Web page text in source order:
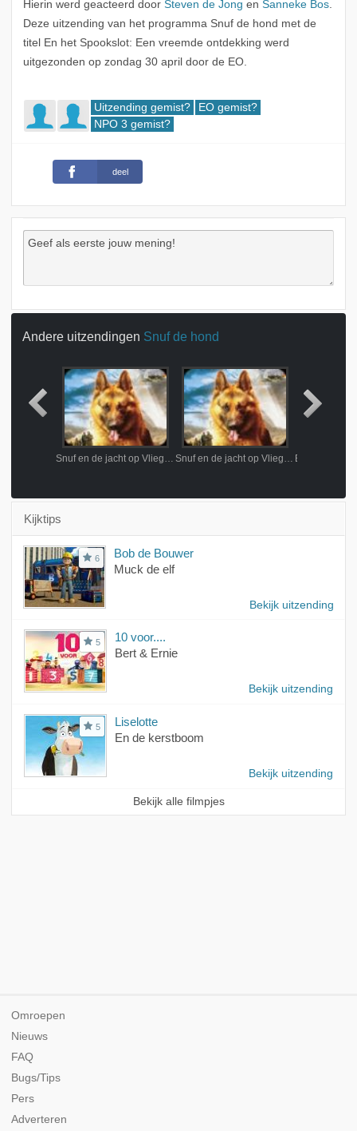
Hierin werd geacteerd door Steven de Jong en Sanneke Bos.
Deze uitzending van het programma Snuf de hond met de
titel En het Spookslot: Een vreemde ontdekking werd
uitgezonden op zondag 30 april door de EO.
Uitzending gemist?
EO gemist?
NPO 3 gemist?
deel
Andere uitzendingen Snuf de hond
Snuf en de jacht op Vliegende Volckert Snuf en de jacht op Vliegende Volckert
Kijktips
6
Bob de Bouwer
Muck de elf
Bekijk uitzending
5
10 voor....
Bert & Ernie
Bekijk uitzending
5
Liselotte
En de kerstboom
Bekijk uitzending
Bekijk alle filmpjes
Omroepen
Nieuws
FAQ
Bugs/Tips
Pers
Adverteren